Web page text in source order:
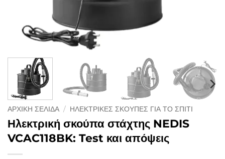
ΑΡΧΙΚΉ ΣΕΛΊΔΑ / ΗΛΕΚΤΡΙΚΈΣ ΣΚΟΎΠΕΣ ΓΙΑ ΤΟ ΣΠΊΤΙ
Ηλεκτρική σκούπα στάχτης NEDIS
VCAC118BK: Test και απόψεις